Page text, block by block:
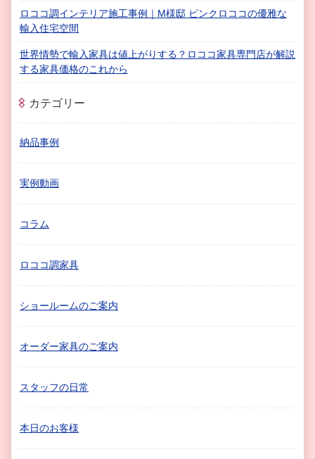
ロココ調インテリア施工事例｜M様邸 ピンクロココの優雅な
輸入住宅空間
世界情勢で輸入家具は値上がりする？ロココ家具専門店が解説
する家具価格のこれから
カテゴリー
納品事例
実例動画
コラム
ロココ調家具
ショールームのご案内
オーダー家具のご案内
スタッフの日常
本日のお客様